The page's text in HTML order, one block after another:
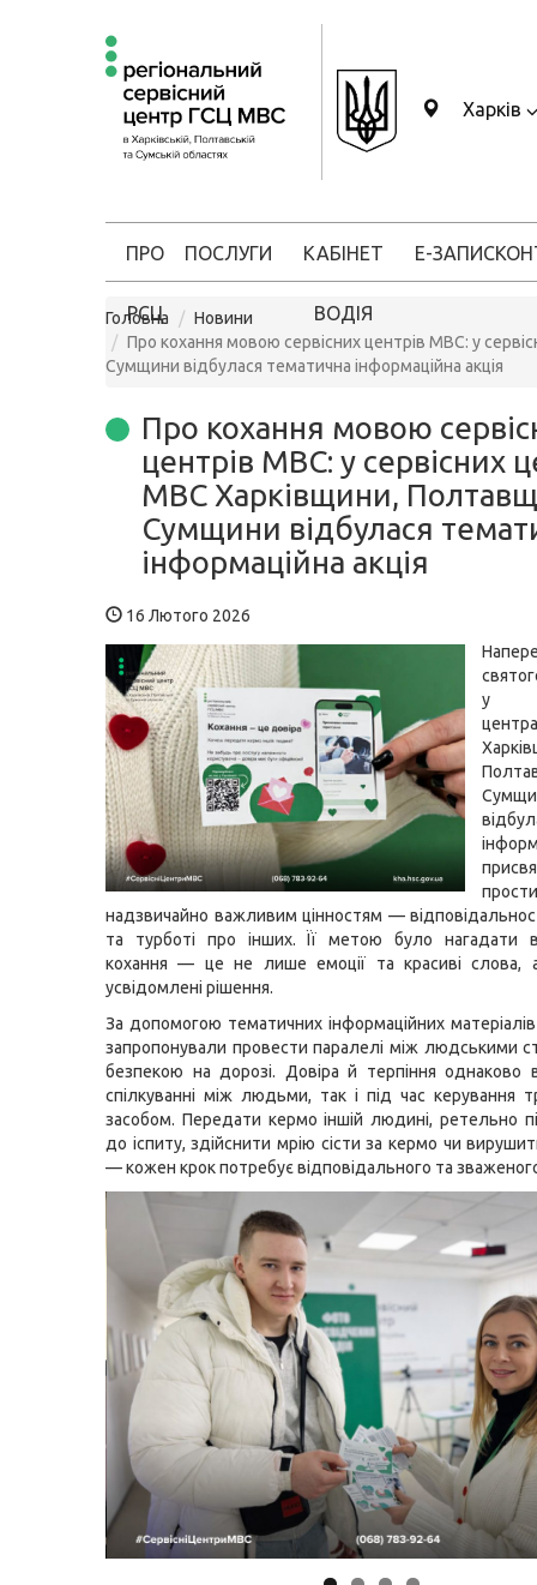
Харків
ПРО
РСЦ
ПОСЛУГИ КАБІНЕТ
ВОДІЯ
Е-ЗАПИС
Головна
Новини
Про кохання мовою сервісних центрів МВС: у
Сумщини відбулася тематична інформаційна акція
Про кохання мовою
центрів МВС: у сервісних
МВС Харківщини,
Сумщини відбулася
інформаційна акція
16 Лютого 2026
у
надзвичайно важливим цінностям —
та турботі про інших. Її метою було нагадати
кохання — це не лише емоції та красиві слова,
усвідомлені рішення.
За допомогою тематичних інформаційних
запропонували провести паралелі між людськими
безпекою на дорозі. Довіра й терпіння однаково
спілкуванні між людьми, так і під час керування
засобом. Передати кермо іншій людині, ретельно
до іспиту, здійснити мрію сісти за кермо чи
— кожен крок потребує відповідального та